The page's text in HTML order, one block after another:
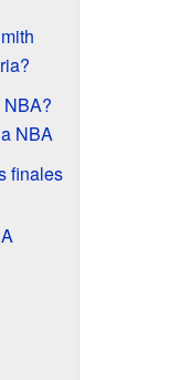
NBA?
NBA
finales